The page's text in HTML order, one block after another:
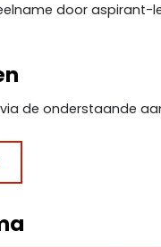
door aspirant-
de onderstaande